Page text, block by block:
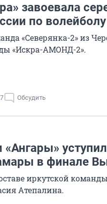
завоевала
по волейболу
«Северянка-2» из
«Искра-АМОНД-2».
Обсудить
«Ангары»
в финале
иркутской
Атепалина.